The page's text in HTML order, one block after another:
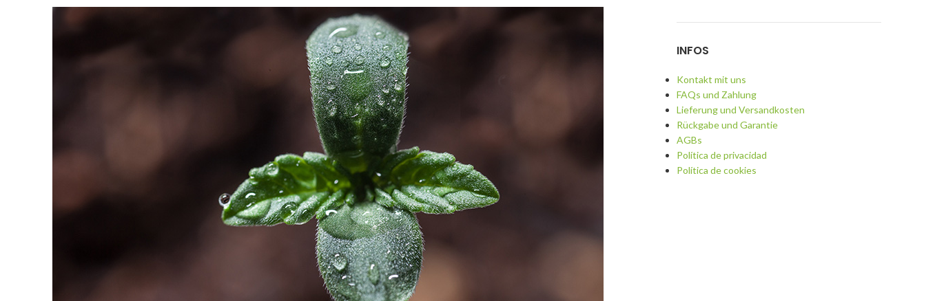
INFOS
Kontakt mit uns
FAQs und Zahlung
Lieferung und Versandkosten
Rückgabe und Garantie
AGBs
Política de privacidad
Política de cookies